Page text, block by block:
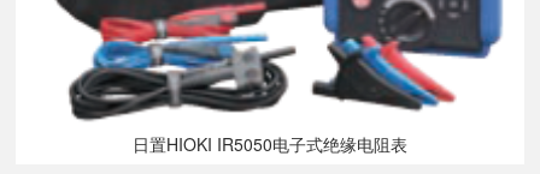
日置HIOKI IR5050电子式绝缘电阻表